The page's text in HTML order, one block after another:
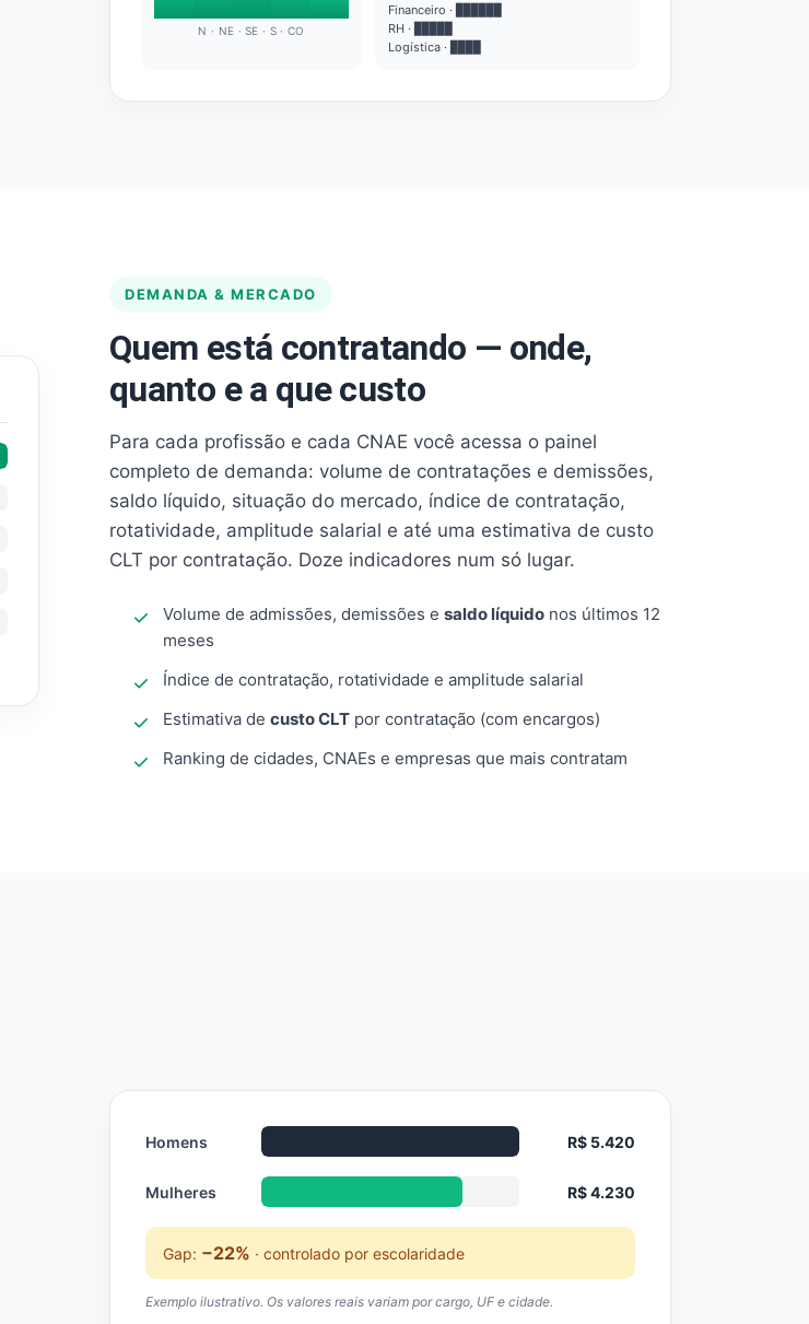
N · NE · SE · S · CO
Financeiro · ██████
RH · █████
Logística · ████
DEMANDA & MERCADO
Quem está contratando — onde,
quanto e a que custo
Para cada profissão e cada CNAE você acessa o painel
completo de demanda: volume de contratações e demissões,
saldo líquido, situação do mercado, índice de contratação,
rotatividade, amplitude salarial e até uma estimativa de custo
CLT por contratação. Doze indicadores num só lugar.
Volume de admissões, demissões e saldo líquido nos últimos 12
meses
Índice de contratação, rotatividade e amplitude salarial
Estimativa de custo CLT por contratação (com encargos)
Ranking de cidades, CNAEs e empresas que mais contratam
Homens R$ 5.420
Mulheres R$ 4.230
Gap: −22% · controlado por escolaridade
Exemplo ilustrativo. Os valores reais variam por cargo, UF e cidade.